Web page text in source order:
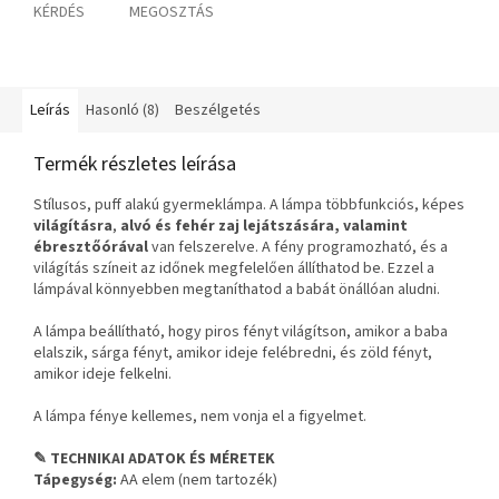
KÉRDÉS MEGOSZTÁS
Leírás Hasonló (8) Beszélgetés
Termék részletes leírása
Stílusos, puff alakú gyermeklámpa. A lámpa többfunkciós, képes
világításra, alvó és fehér zaj lejátszására, valamint
ébresztőórávalvan felszerelve. A fény programozható, és a
világítás színeit az időnek megfelelően állíthatod be. Ezzel a
lámpával könnyebben megtaníthatod a babát önállóan aludni.
A lámpa beállítható, hogy piros fényt világítson, amikor a baba
elalszik, sárga fényt, amikor ideje felébredni, és zöld fényt,
amikor ideje felkelni.
A lámpa fénye kellemes, nem vonja el a figyelmet.
✎ TECHNIKAI ADATOK ÉS MÉRETEK
Tápegység: AA elem (nem tartozék)